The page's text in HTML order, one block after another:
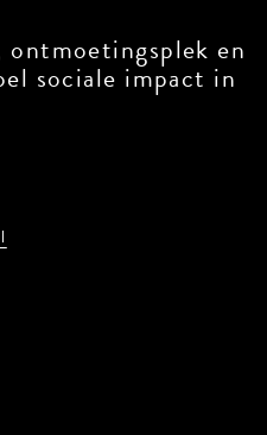
ontmoetingsplek en
sociale impact in